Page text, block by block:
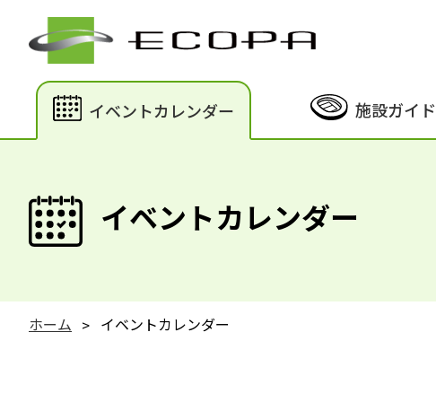
イベントカレンダー 施設ガイド
イベントカレンダー
ホーム イベントカレンダー